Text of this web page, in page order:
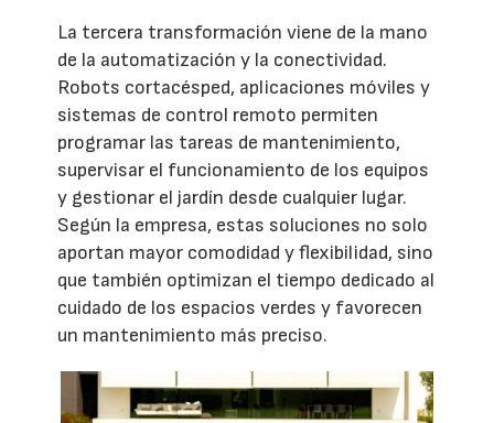
La tercera transformación viene de la mano
de la automatización y la conectividad.
Robots cortacésped, aplicaciones móviles y
sistemas de control remoto permiten
programar las tareas de mantenimiento,
supervisar el funcionamiento de los equipos
y gestionar el jardín desde cualquier lugar.
Según la empresa, estas soluciones no solo
aportan mayor comodidad y flexibilidad, sino
que también optimizan el tiempo dedicado al
cuidado de los espacios verdes y favorecen
un mantenimiento más preciso.